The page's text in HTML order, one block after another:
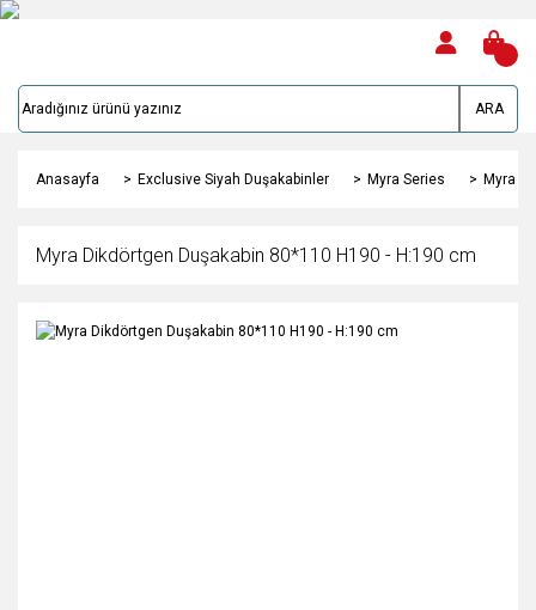
ARA
Anasayfa Exclusive Siyah Duşakabinler Myra Series Myra
Myra Dikdörtgen Duşakabin 80*110 H190 - H:190 cm